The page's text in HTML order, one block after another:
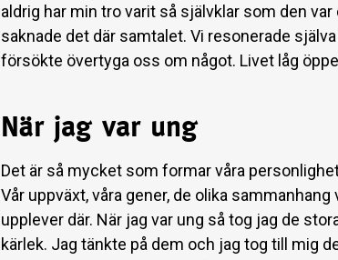
aldrig har min tro varit så självklar som den
saknade det där samtalet. Vi resonerade
försökte övertyga oss om något. Livet låg
När jag var ung
Det är så mycket som formar våra
Vår uppväxt, våra gener, de olika
upplever där. När jag var ung så tog jag de
kärlek. Jag tänkte på dem och jag tog till mig